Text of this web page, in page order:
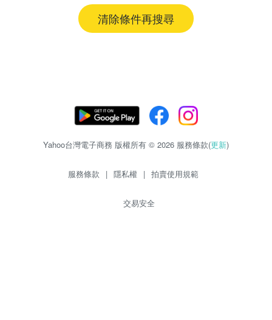
清除條件再搜尋
Yahoo台灣電子商務 版權所有 © 2026 服務條款(更新)
服務條款 | 隱私權 | 拍賣使用規範
交易安全